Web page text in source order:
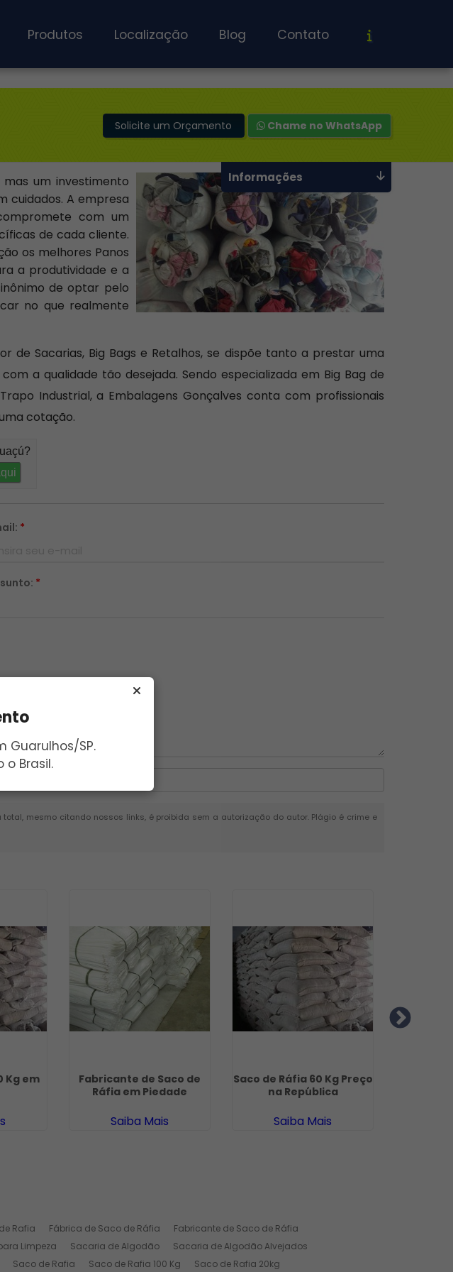
Guarulhos/SP.
Brasil.
Produtos Localização Blog Contato
Solicite um Orçamento Chame no WhatsApp
um investimento
cuidados. A empresa
com um
de cada cliente.
os melhores Panos
a produtividade e a
de optar pelo
no que realmente
de Sacarias, Big Bags e Retalhos, se dispõe tanto a prestar uma
a qualidade tão desejada. Sendo especializada em Big Bag de
Industrial, a Embalagens Gonçalves conta com profissionais
cotação.
*
*
mesmo citando nossos links, é proibida sem a autorização do autor. Plágio é crime e
Informações
Kg em
Fabricante de Saco de
Ráfia em Piedade
Saiba Mais
Saco de Ráfia 60 Kg Preço
na República
Saiba Mais
Rafia Fábrica de Saco de Ráfia
Fabricante de Saco de Ráfia
Limpeza Sacaria de Algodão
Sacaria de Algodão Alvejados
Saco de Rafia Saco de Rafia 100 Kg Saco de Rafia 20kg